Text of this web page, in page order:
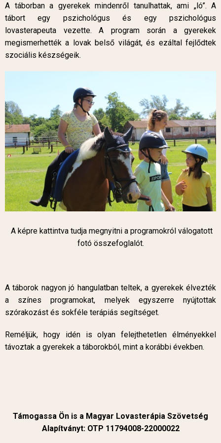
A táborban a gyerekek mindenről tanulhattak, ami „ló”. A
tábort egy pszichológus és egy pszichológus
lovasterapeuta vezette. A program során a gyerekek
megismerhették a lovak belső világát, és ezáltal fejlődtek
szociális készségeik.
A képre kattintva tudja megnyitni a programokról válogatott
fotó összefoglalót.
A táborok nagyon jó hangulatban teltek, a gyerekek élvezték
a színes programokat, melyek egyszerre nyújtottak
szórakozást és sokféle terápiás segítséget.
Reméljük, hogy idén is olyan felejthetetlen élményekkel
távoztak a gyerekek a táborokból, mint a korábbi években.
Támogassa Ön is a Magyar Lovasterápia Szövetség
Alapítványt: OTP 11794008-22000022